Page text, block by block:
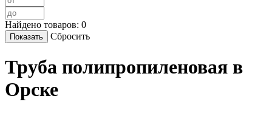
Найдено товаров: 0
Сбросить
Труба полипропиленовая в
Орске